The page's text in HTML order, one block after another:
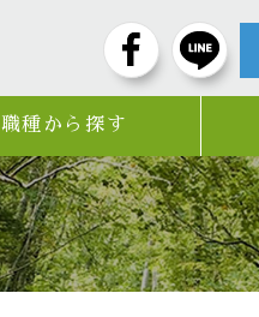
職種から探す